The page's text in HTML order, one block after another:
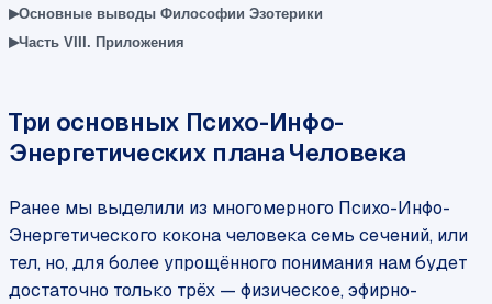
▸Основные выводы Философии Эзотерики
▸Часть VIII. Приложения
Три основных Психо-Инфо-
Энергетических плана Человека
Ранее мы выделили из многомерного Психо-Инфо-
Энергетического кокона человека семь сечений, или
тел, но, для более упрощённого понимания нам будет
достаточно только трёх — физическое, эфирно-